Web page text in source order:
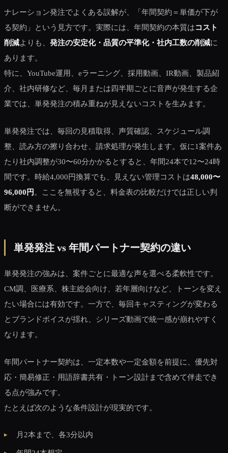
ナレーション発注でよくある誤解が、「年間契約＝単価が下が
る契約」という見方です。実際には、年間契約の本質はコスト
削減よりも、 発注の安定化・品質の平準化・社内工数の削減に
あります。
特に、YouTube運用、eラーニング、採用動画、IR動画、製品紹
介、社内研修など、毎月または四半期ごとに音声が発生する企
業では、単発発注の積み重ねが見えないコストを生みます。
単発発注では、毎回の見積取得、声質確認、スケジュール調
整、読み方の擦り合わせ、請求処理が発生します。仮に1案件あ
たり社内調整が30〜60分かかるとすると、年間24本で12〜24時
間です。時給4,000円換算でも、見えない管理コストは48,000〜
96,000円 。ここを無視すると、料金表の比較だけでは正しい判
断ができません。
単発発注 vs 年間パートナー契約の違い
単発発注の強みは、案件ごとに最適な声を選べる柔軟性です。
CM調、医療系、株主総会向け、若年層向けなど、トーンを変え
たい場合には有効です。一方で、毎回キャスティングが変わる
とブランドボイスが揺れ、シリーズ動画で統一感が崩れやすく
なります。
年間パートナー契約は、一定本数や一定金額を前提に、優先対
応・簡易修正・用語辞書共有・トーン設計まで含めて伴走でき
る点が強みです。
たとえば次のような条件設計が現実的です。
月2本まで、各3分以内